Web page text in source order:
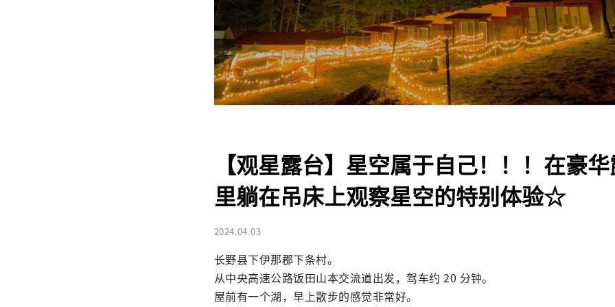
【观星露台】星空属于自己！！！在豪
里躺在吊床上观察星空的特别体验☆
2024.04.03
长野县下伊那郡下条村。
从中央高速公路饭田山本交流道出发，驾车约 20 分钟。
屋前有一个湖，早上散步的感觉非常好。